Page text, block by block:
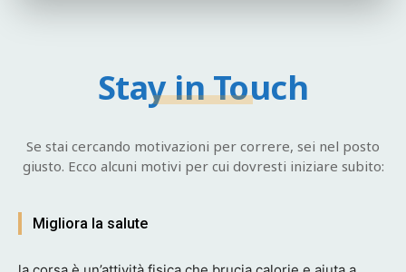
Stay in Touch
Se stai cercando motivazioni per correre, sei nel posto
giusto. Ecco alcuni motivi per cui dovresti iniziare subito:
Migliora la salute